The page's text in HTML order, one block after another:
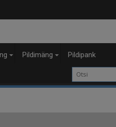
Pildimäng Pildipank